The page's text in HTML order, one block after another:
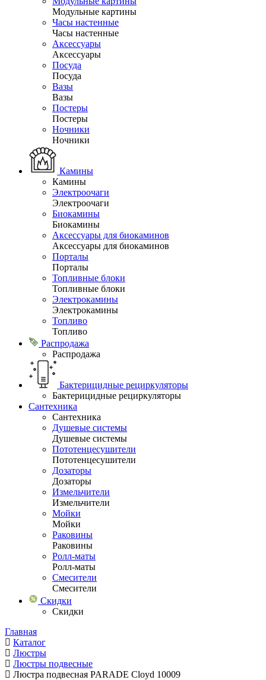
Модульные картины
Часы настенные
Часы настенные
Аксессуары
Аксессуары
Посуда
Посуда
Вазы
Вазы
Постеры
Постеры
Ночники
Ночники
Камины
Камины
Электроочаги
Электроочаги
Биокамины
Биокамины
Аксессуары для биокаминов
Аксессуары для биокаминов
Порталы
Порталы
Топливные блоки
Топливные блоки
Электрокамины
Электрокамины
Топливо
Топливо
Распродажа
Распродажа
Бактерицидные рециркуляторы
Бактерицидные рециркуляторы
Сантехника
Сантехника
Душевые системы
Душевые системы
Пототенцесушители
Пототенцесушители
Дозаторы
Дозаторы
Измельчители
Измельчители
Мойки
Мойки
Раковины
Раковины
Ролл-маты
Ролл-маты
Смесители
Смесители
Скидки
Скидки
Главная
Каталог
Люстры
Люстры подвесные
Люстра подвесная PARADE Cloyd 10009